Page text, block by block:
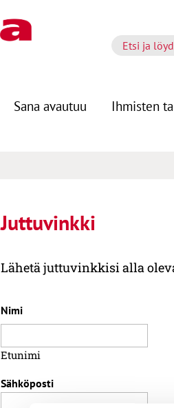
Sana avautuu Ihmisten
Juttuvinkki
Lähetä juttuvinkkisi alla
Nimi
Etunimi
Sähköposti